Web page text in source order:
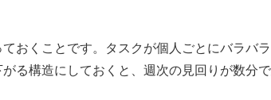
おくことです。タスクが個人ごとにバラバ
る構造にしておくと、週次の見回りが数分で